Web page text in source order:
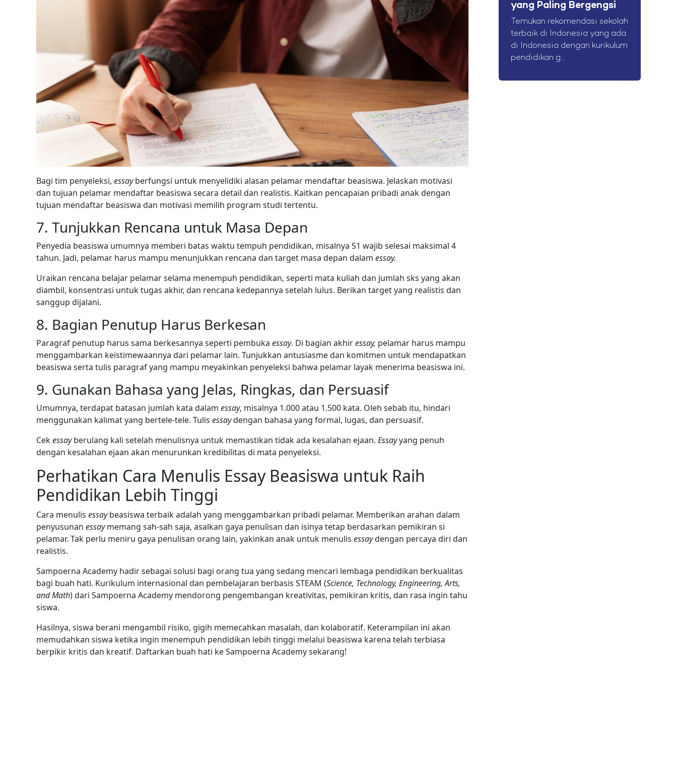
Bagi tim penyeleksi, essayberfungsi untuk menyelidiki alasan pelamar mendaftar beasiswa. Jelaskan motivasi
dan tujuan pelamar mendaftar beasiswa secara detail dan realistis. Kaitkan pencapaian pribadi anak dengan
tujuan mendaftar beasiswa dan motivasi memilih program studi tertentu.
7. Tunjukkan Rencana untuk Masa Depan
Penyedia beasiswa umumnya memberi batas waktu tempuh pendidikan, misalnya S1 wajib selesai maksimal 4
tahun. Jadi, pelamar harus mampu menunjukkan rencana dan target masa depan dalam essay.
Uraikan rencana belajar pelamar selama menempuh pendidikan, seperti mata kuliah dan jumlah sks yang akan
diambil, konsentrasi untuk tugas akhir, dan rencana kedepannya setelah lulus. Berikan target yang realistis dan
sanggup dijalani.
8. Bagian Penutup Harus Berkesan
Paragraf penutup harus sama berkesannya seperti pembuka essay. Di bagian akhiressay, pelamar harus mampu
menggambarkan keistimewaannya dari pelamar lain. Tunjukkan antusiasme dan komitmen untuk mendapatkan
beasiswa serta tulis paragraf yang mampu meyakinkan penyeleksi bahwa pelamar layak menerima beasiswa ini.
9. Gunakan Bahasa yang Jelas, Ringkas, dan Persuasif
Umumnya, terdapat batasan jumlah kata dalam essay, misalnya 1.000 atau 1.500 kata. Oleh sebab itu, hindari
menggunakan kalimat yang bertele-tele. Tulis essaydengan bahasa yang formal, lugas, dan persuasif.
Cekessayberulang kali setelah menulisnya untuk memastikan tidak ada kesalahan ejaan. Essayyang penuh
dengan kesalahan ejaan akan menurunkan kredibilitas di mata penyeleksi.
Perhatikan Cara Menulis Essay Beasiswa untuk Raih
Pendidikan Lebih Tinggi
Cara menulis essaybeasiswa terbaik adalah yang menggambarkan pribadi pelamar. Memberikan arahan dalam
penyusunan essaymemang sah-sah saja, asalkan gaya penulisan dan isinya tetap berdasarkan pemikiran si
pelamar. Tak perlu meniru gaya penulisan orang lain, yakinkan anak untuk menulis essaydengan percaya diri dan
realistis.
Sampoerna Academy hadir sebagai solusi bagi orang tua yang sedang mencari lembaga pendidikan berkualitas
bagi buah hati. Kurikulum internasional dan pembelajaran berbasis STEAM (Science, Technology, Engineering, Arts,
and Math) dari Sampoerna Academy mendorong pengembangan kreativitas, pemikiran kritis, dan rasa ingin tahu
siswa.
Hasilnya, siswa berani mengambil risiko, gigih memecahkan masalah, dan kolaboratif. Keterampilan ini akan
memudahkan siswa ketika ingin menempuh pendidikan lebih tinggi melalui beasiswa karena telah terbiasa
berpikir kritis dan kreatif. Daftarkan buah hati ke Sampoerna Academy sekarang!
yang Paling Bergengsi
Temukan rekomendasi sekolah
terbaik di Indonesia yang ada
di Indonesia dengan kurikulum
pendidikan g...